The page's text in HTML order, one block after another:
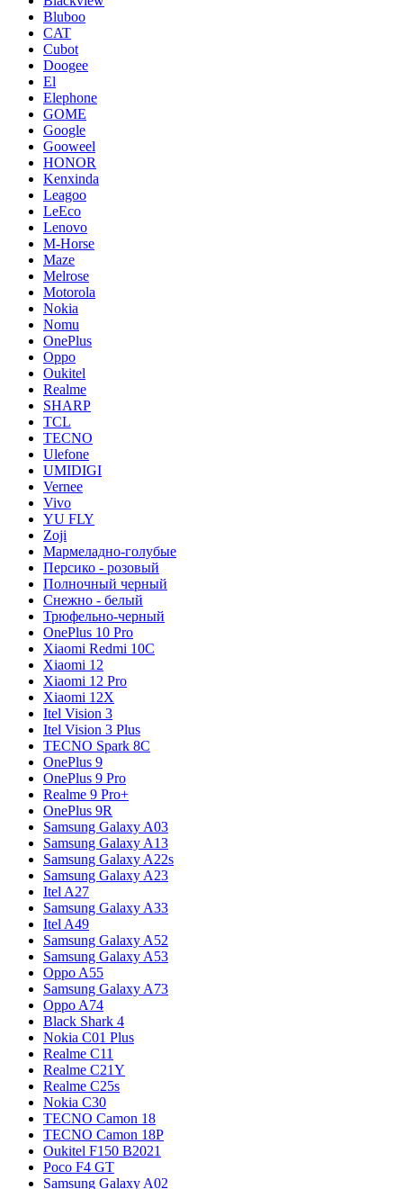
Bluboo
CAT
Cubot
Doogee
El
Elephone
GOME
Google
Gooweel
HONOR
Kenxinda
Leagoo
LeEco
Lenovo
M-Horse
Maze
Melrose
Motorola
Nokia
Nomu
OnePlus
Oppo
Oukitel
Realme
SHARP
TCL
TECNO
Ulefone
UMIDIGI
Vernee
Vivo
YU FLY
Zoji
Мармеладно-голубые
Персико - розовый
Полночный черный
Снежно - белый
Трюфельно-черный
OnePlus 10 Pro
Xiaomi Redmi 10C
Xiaomi 12
Xiaomi 12 Pro
Xiaomi 12X
Itel Vision 3
Itel Vision 3 Plus
TECNO Spark 8C
OnePlus 9
OnePlus 9 Pro
Realme 9 Pro+
OnePlus 9R
Samsung Galaxy A03
Samsung Galaxy A13
Samsung Galaxy A22s
Samsung Galaxy A23
Itel A27
Samsung Galaxy A33
Itel A49
Samsung Galaxy A52
Samsung Galaxy A53
Oppo A55
Samsung Galaxy A73
Oppo A74
Black Shark 4
Nokia C01 Plus
Realme C11
Realme C21Y
Realme C25s
Nokia C30
TECNO Camon 18
TECNO Camon 18P
Oukitel F150 B2021
Poco F4 GT
Samsung Galaxy A02